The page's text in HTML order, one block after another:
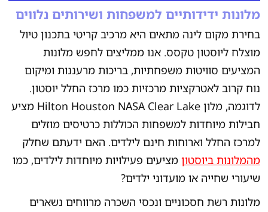
מלונות ידידותיים למשפחות ושירותים נלווים
בחירת מקום לינה מתאים היא מרכיב קריטי בתכנון טיול
מוצלח ליוסטון טקסס. אנו ממליצים לחפש מלונות
המציעים סוויטות משפחתיות, בריכות מרעננות ומיקום
נוח קרוב לאטרקציות מרכזיות כמו מרכז החלל יוסטון.
לדוגמה, מלון Hilton Houston NASA Clear Lake מציע
חבילות מיוחדות למשפחות הכוללות כרטיסים מוזלים
למרכז החלל וארוחות חינם לילדים. האם ידעתם שחלק
מהמלונות ביוסטון מציעים פעילויות מיוחדות לילדים, כמו
שיעורי שחייה או מועדוני ילדים?
מלונות רשת חסכוניים ונכסי השכרה מרווחים נשארים